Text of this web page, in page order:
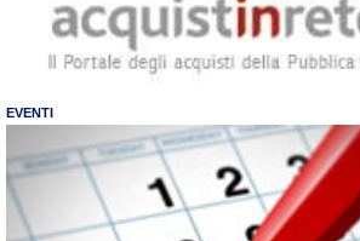
EVENTI